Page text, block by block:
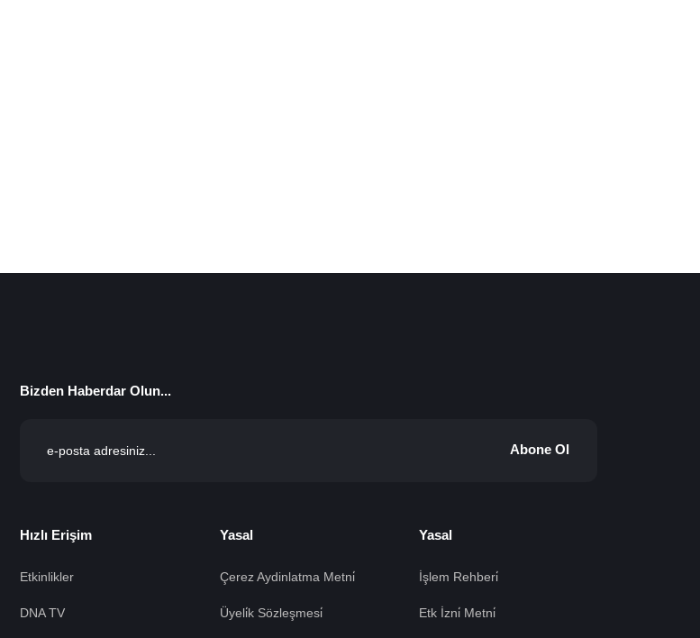
Bizden Haberdar Olun...
Abone Ol
Hızlı Erişim
Etkinlikler
DNA TV
Yasal
Çerez Aydinlatma Metni̇
Üyeli̇k Sözleşmesi̇
Yasal
İşlem Rehberi̇
Etk İzni̇ Metni̇